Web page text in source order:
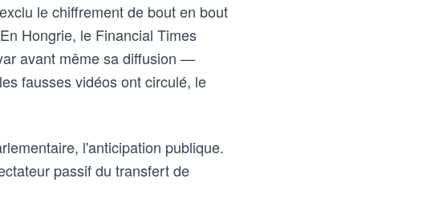
le chiffrement de bout en bout
Hongrie, le Financial Times
avant même sa diffusion —
fausses vidéos ont circulé, le
l'anticipation publique.
passif du transfert de